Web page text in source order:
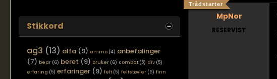
MpNor
Trådstarter
RESERVIST
Stikkord
ag3 (13) alfa (9) ammo (4) anbefalinger
(7) bear (6) beret (9) bruker (6) combat (5) div (5)
erfaring (5) erfaringer (9) felt (5) feltstøvler (6) finn